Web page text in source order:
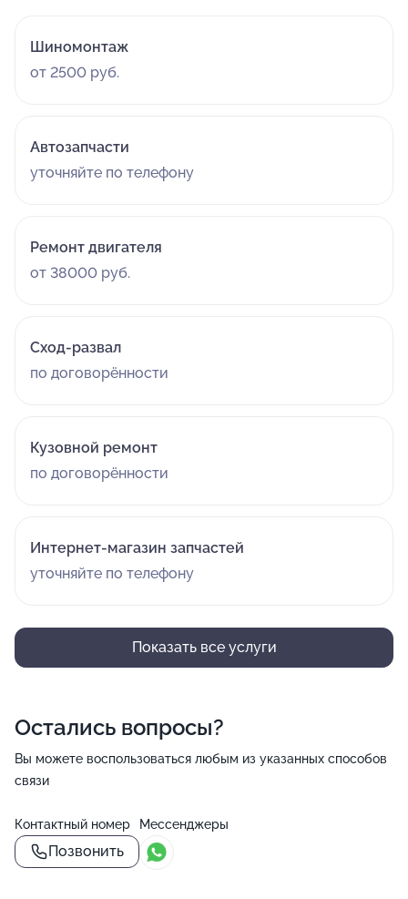
Шиномонтаж
от 2500 руб.
Автозапчасти
уточняйте по телефону
Ремонт двигателя
от 38000 руб.
Сход-развал
по договорённости
Кузовной ремонт
по договорённости
Интернет-магазин запчастей
уточняйте по телефону
Показать все услуги
Остались вопросы?
Вы можете воспользоваться любым из указанных способов
связи
Контактный номер
Позвонить
Мессенджеры